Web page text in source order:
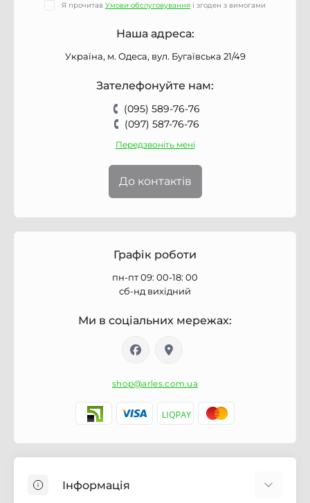
Я прочитав Умови обслуговування і згоден з вимогами
Наша адреса:
Україна, м. Одеса, вул. Бугаївська 21/49
Зателефонуйте нам:
(095) 589-76-76
(097) 587-76-76
Передзвоніть мені
До контактів
Графік роботи
пн-пт 09: 00-18: 00
сб-нд вихідний
Ми в соціальних мережах:
shop@arles.com.ua
Інформація